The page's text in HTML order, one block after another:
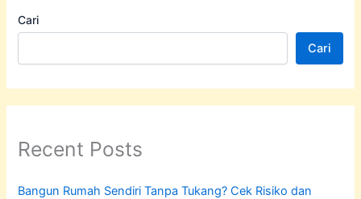
Cari
Cari
Recent Posts
Bangun Rumah Sendiri Tanpa Tukang? Cek Risiko dan